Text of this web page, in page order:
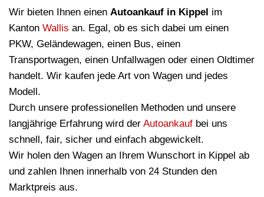
Wir bieten Ihnen einen Autoankauf in Kippel im
Kanton Wallis an. Egal, ob es sich dabei um einen
PKW, Geländewagen, einen Bus, einen
Transportwagen, einen Unfallwagen oder einen Oldtimer
handelt. Wir kaufen jede Art von Wagen und jedes
Modell.
Durch unsere professionellen Methoden und unsere
langjährige Erfahrung wird der Autoankauf bei uns
schnell, fair, sicher und einfach abgewickelt.
Wir holen den Wagen an Ihrem Wunschort in Kippel ab
und zahlen Ihnen innerhalb von 24 Stunden den
Marktpreis aus.